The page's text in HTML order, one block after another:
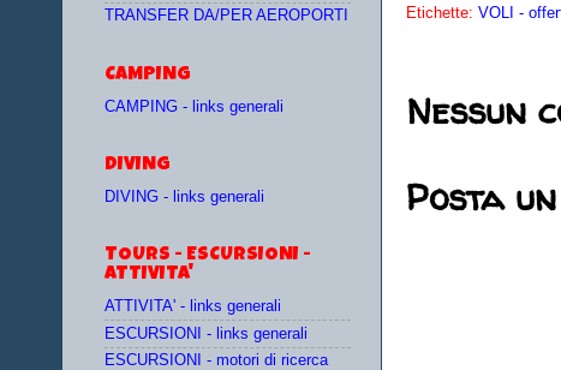
Etichette: VOLI -
Nessun
Posta
TRANSFER DA/PER AEROPORTI
CAMPING
CAMPING - links generali
DIVING
DIVING - links generali
TOURS - ESCURSIONI -
ATTIVITA'
ATTIVITA' - links generali
ESCURSIONI - links generali
ESCURSIONI - motori di ricerca